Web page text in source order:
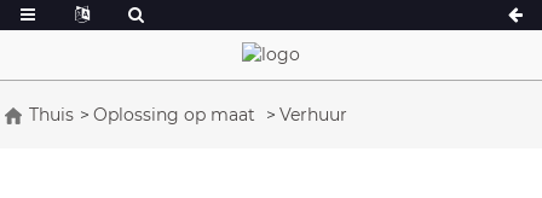
Thuis Oplossing op maat Verhuur